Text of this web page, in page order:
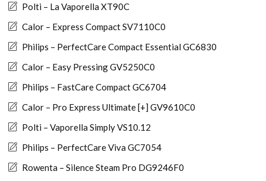
Polti – La Vaporella XT90C
Calor – Express Compact SV7110C0
Philips – PerfectCare Compact Essential GC6830
Calor – Easy Pressing GV5250C0
Philips – FastCare Compact GC6704
Calor – Pro Express Ultimate [+] GV9610C0
Polti – Vaporella Simply VS10.12
Philips – PerfectCare Viva GC7054
Rowenta – Silence Steam Pro DG9246F0